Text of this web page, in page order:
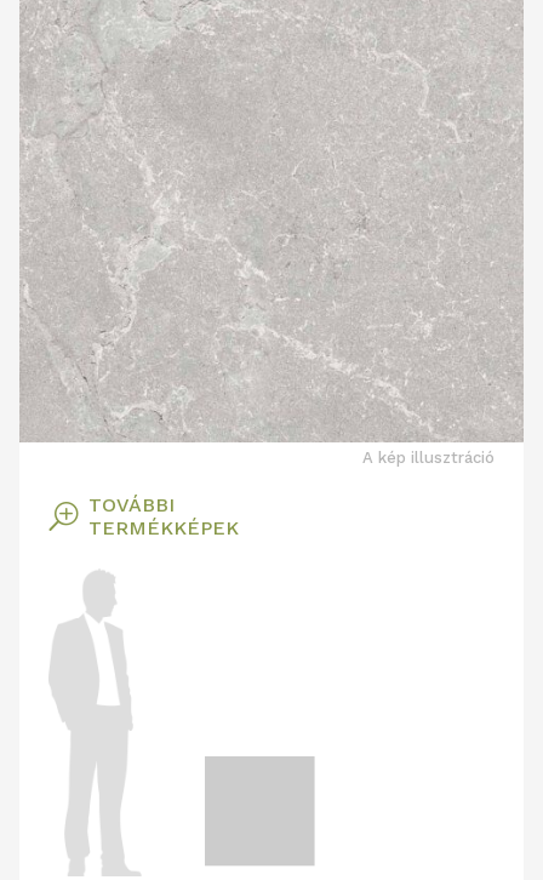
A kép illusztráció
T TOVÁBBI
TERMÉKKÉPEK